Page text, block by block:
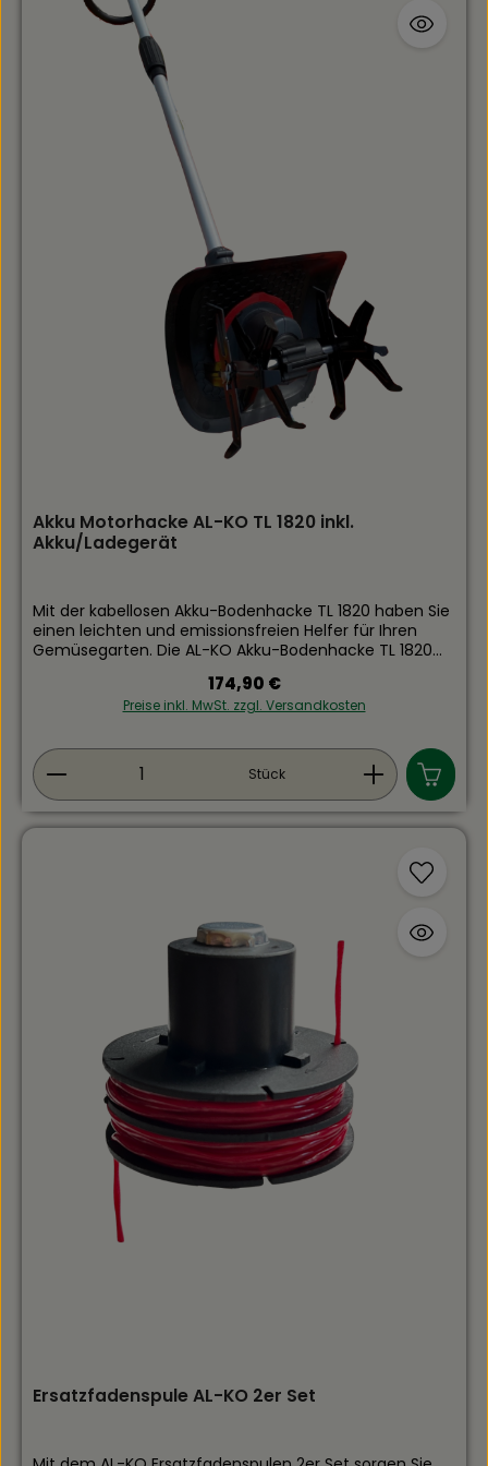
116Benzin-Motorsense solo by AL-KO 118 BBenzin-
Motorsense solo by AL-KO 118 LBenzin-Motorsense solo
by AL-KO 120Benzin-Motorsense solo by AL-KO 130
HBenzin-Motorsense solo by AL-KO 137 SBBenzin-
Akku Motorhacke AL-KO TL 1820 inkl.
Akku/Ladegerät
Mit der kabellosen Akku-Bodenhacke TL 1820 haben Sie
einen leichten und emissionsfreien Helfer für Ihren
Gemüsegarten. Die AL-KO Akku-Bodenhacke TL 1820
platzsparend aufgeräumt - dank teilbarem Schaft
Kabellose Freiheit - für sicheren und flexiblen Einsatz zu
ein gutes HandlingAuf Grund des geringen Gewichtes
ist ein ermüdungsarmes Arbeiten gewährleistet
Gewicht - 3,8 kg inkl. Akku robuste 4-Stern
Metallmesser Arbeitsbreite in mm: 200
Klingendurchmesser in mm: 150 Leistung: 2,5 Ah Akku-
Regulärer Preis:
174,90 €
Preise inkl. MwSt. zzgl. Versandkosten
Produkt Anzahl: Gib den gewünschten Wert
Stück
Ersatzfadenspule AL-KO 2er Set